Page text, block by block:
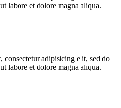
labore et dolore magna aliqua.
consectetur adipisicing elit, sed do
labore et dolore magna aliqua.